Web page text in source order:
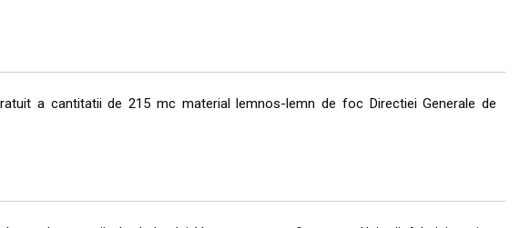
a cantitatii de 215 mc material lemnos-lemn de foc Directiei Generale de